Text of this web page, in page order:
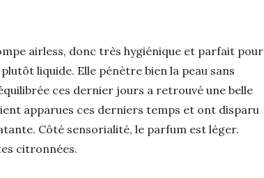
airless, donc très hygiénique et parfait pour
liquide. Elle pénètre bien la peau sans
ces dernier jours a retrouvé une belle
apparues ces derniers temps et ont disparu
Côté sensorialité, le parfum est léger.
citronnées.